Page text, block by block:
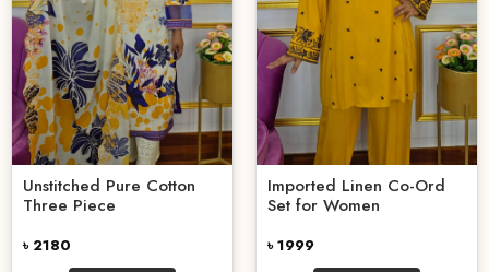
Unstitched Pure Cotton
Three Piece
৳ 2180
Imported Linen Co-Ord
Set for Women
৳ 1999